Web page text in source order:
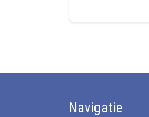
Navigatie